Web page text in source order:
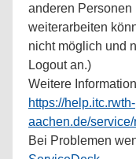
anderen Personen
weiterarbeiten
nicht möglich und
Logout an.)
Weitere
https://help.itc.rwth-
aachen.de/
Bei Problemen